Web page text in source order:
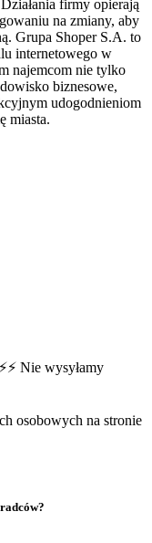
firmy opierają
na zmiany, aby
Grupa Shoper S.A. to
internetowego w
najemcom nie tylko
biznesowe,
udogodnieniom
miasta.
Nie wysyłamy
osobowych na stronie